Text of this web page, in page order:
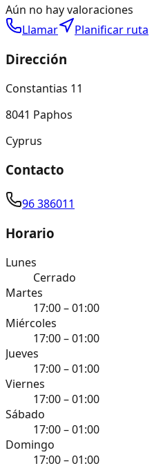
Aún no hay valoraciones
Llamar
Planificar ruta
Dirección
Constantias 11
8041 Paphos
Cyprus
Contacto
96 386011
Horario
Lunes
Cerrado
Martes
17:00 – 01:00
Miércoles
17:00 – 01:00
Jueves
17:00 – 01:00
Viernes
17:00 – 01:00
Sábado
17:00 – 01:00
Domingo
17:00 – 01:00